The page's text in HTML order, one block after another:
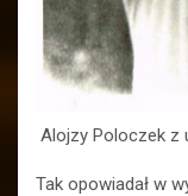
Alojzy Poloczek z
Tak opowiadał w